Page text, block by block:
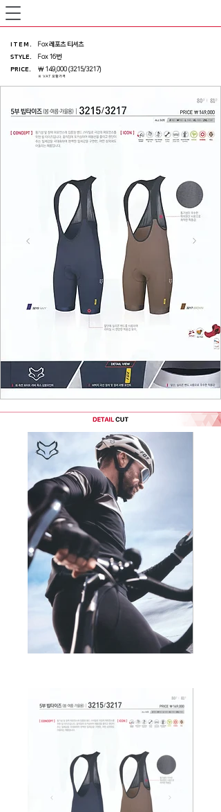
ITEM .
Fox 레포츠 티셔츠
STYLE.
Fox 16번
PRICE.
※ VAT 포함가격
￦ 149,000 (3215/3217)